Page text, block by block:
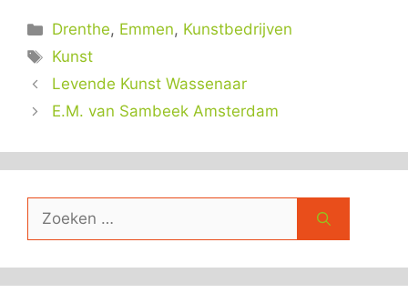
Categorieën
Drenthe, Emmen, Kunstbedrijven
Tags
Kunst
Levende Kunst Wassenaar
E.M. van Sambeek Amsterdam
Zoek